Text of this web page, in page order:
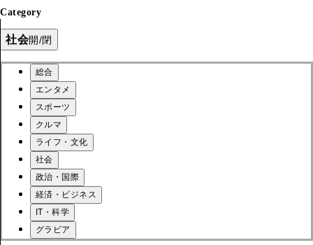
Category
社会開/閉
総合
エンタメ
スポーツ
クルマ
ライフ・文化
社会
政治・国際
経済・ビジネス
IT・科学
グラビア